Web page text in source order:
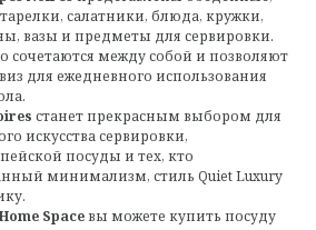
салатники, блюда, кружки,
вазы и предметы для сервировки.
сочетаются между собой и позволяют
для ежедневного использования
станет прекрасным выбором для
искусства сервировки,
посуды и тех, кто
минимализм, стиль Quiet Luxury
Home Space вы можете купить посуду